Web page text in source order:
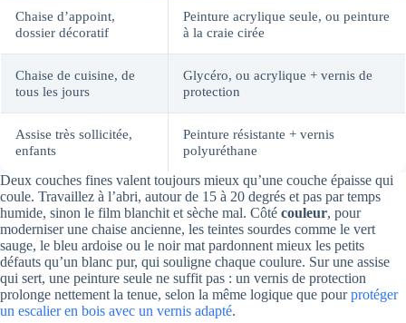
Chaise d’appoint,
dossier décoratif
Peinture acrylique seule, ou peinture
à la craie cirée
Chaise de cuisine, de
tous les jours
Glycéro, ou acrylique + vernis de
protection
Assise très sollicitée,
enfants
Peinture résistante + vernis
polyuréthane
Deux couches fines valent toujours mieux qu’une couche épaisse qui
coule. Travaillez à l’abri, autour de 15 à 20 degrés et pas par temps
humide, sinon le film blanchit et sèche mal. Côté couleur, pour
moderniser une chaise ancienne, les teintes sourdes comme le vert
sauge, le bleu ardoise ou le noir mat pardonnent mieux les petits
défauts qu’un blanc pur, qui souligne chaque coulure. Sur une assise
qui sert, une peinture seule ne suffit pas : un vernis de protection
prolonge nettement la tenue, selon la même logique que pourprotéger
un escalier en bois avec un vernis adapté.